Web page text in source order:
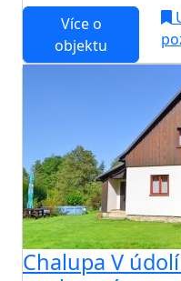
Více o
objektu
Chalupa V